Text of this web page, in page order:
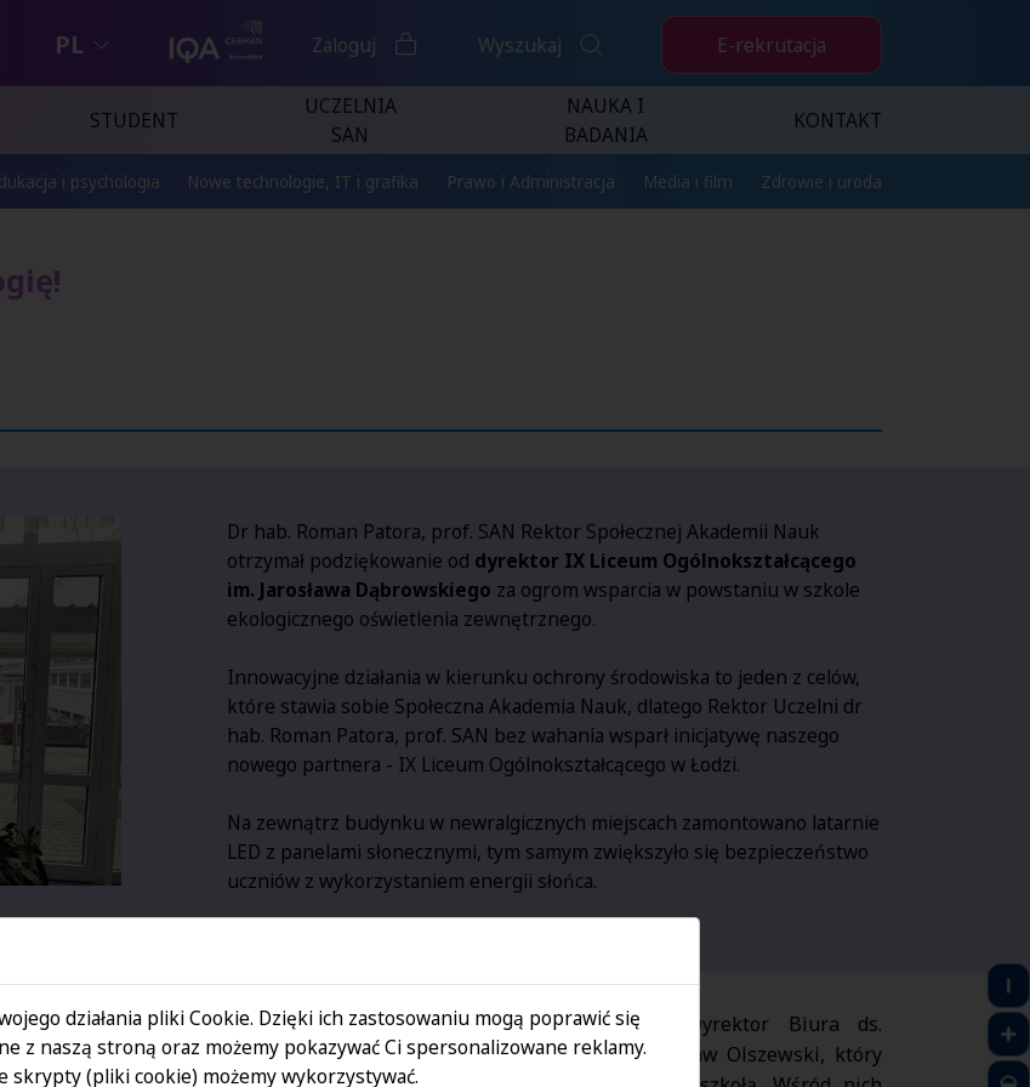
PL Zaloguj Wyszukaj E-rekrutacja
STUDENT
UCZELNIA
SAN
NAUKA I
BADANIA
KONTAKT
i psychologia Nowe technologie, IT i grafika Prawo i Administracja Media i film Zdrowie i uroda
Dr hab. Roman Patora, prof. SAN Rektor Społecznej Akademii Nauk
otrzymał podziękowanie od dyrektor IX Liceum Ogólnokształcącego
im. Jarosława Dąbrowskiego za ogrom wsparcia w powstaniu w szkole
ekologicznego oświetlenia zewnętrznego.
Innowacyjne działania w kierunku ochrony środowiska to jeden z celów,
które stawia sobie Społeczna Akademia Nauk, dlatego Rektor Uczelni dr
hab. Roman Patora, prof. SAN bez wahania wsparł inicjatywę naszego
nowego partnera - IX Liceum Ogólnokształcącego w Łodzi.
Na zewnątrz budynku w newralgicznych miejscach zamontowano latarnie
LED z panelami słonecznymi, tym samym zwiększyło się bezpieczeństwo
uczniów z wykorzystaniem energii słońca.
wspierają działania
rośnie wśród
W imieniu Rektora podziękowanie odebrał Dyrektor Biura ds.
współpracy z otoczeniem-społecznym SAN Mirosław Olszewski, który
działania pliki Cookie. Dzięki ich zastosowaniu mogą poprawić się
z naszą stroną oraz możemy pokazywać Ci spersonalizowane reklamy.
skrypty (pliki cookie) możemy wykorzystywać.